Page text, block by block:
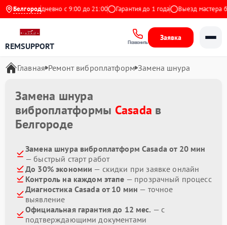
Белгород
Ежедневно с 9:00 до 21:00 Гарантия до 1 года Выезд мастера
REMSUPPORT Позвонить
Заявка
Главная Ремонт виброплатформ Замена шнура
Замена шнура
виброплатформы Casada в
Белгороде
Замена шнура виброплатформ Casada от 20 мин
— быстрый старт работ
До 30% экономии — скидки при заявке онлайн
Контроль на каждом этапе — прозрачный процесс
Диагностика Casada от 10 мин — точное
выявление
Официальная гарантия до 12 мес. — с
подтверждающими документами